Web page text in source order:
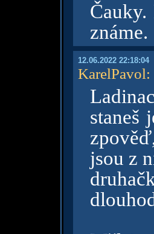
známe.
12.06.2022 22:18:04
KarelPavol:
staneš
jsou z